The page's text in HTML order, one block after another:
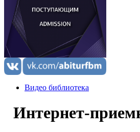
Видео библиотека
Интернет-